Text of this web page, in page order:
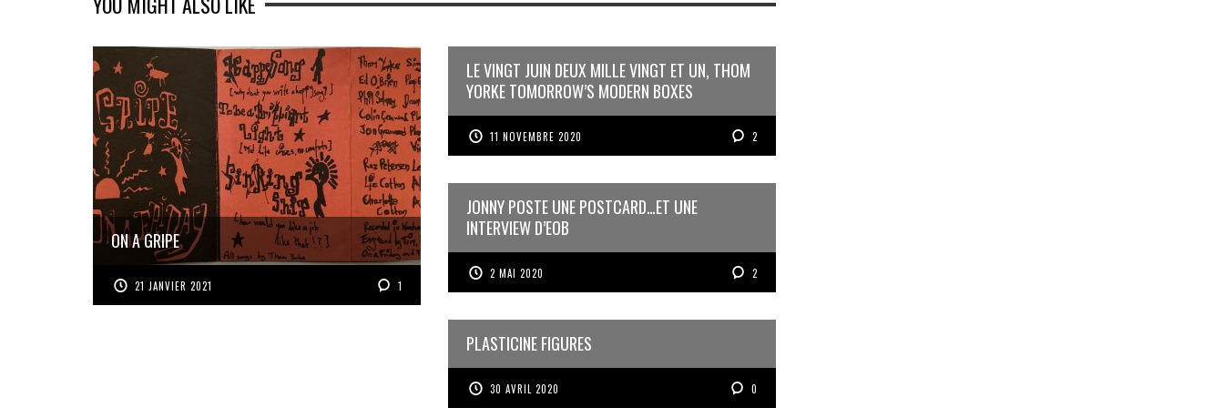
ON A GRIPE
21 JANVIER 2021 1
LE VINGT JUIN DEUX MILLE VINGT ET UN, THOM
YORKE TOMORROW’S MODERN BOXES
11 NOVEMBRE 2020 2
JONNY POSTE UNE POSTCARD…ET UNE
INTERVIEW D’EOB
2 MAI 2020 2
PLASTICINE FIGURES
30 AVRIL 2020 0